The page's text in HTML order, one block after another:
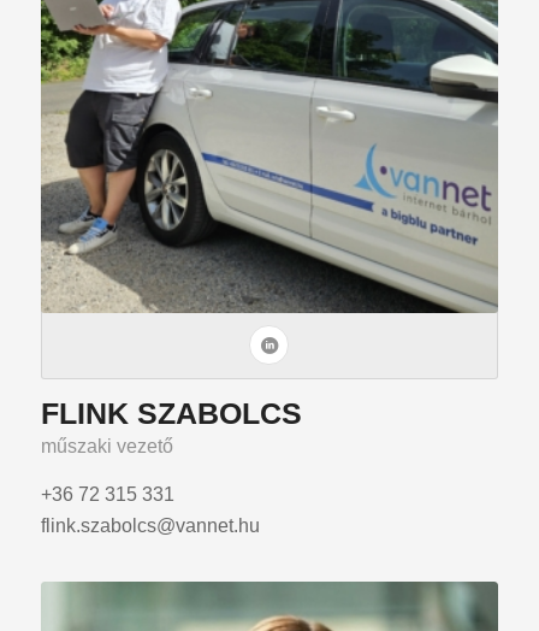
FLINK SZABOLCS
műszaki vezető
+36 72 315 331
flink.szabolcs@vannet.hu